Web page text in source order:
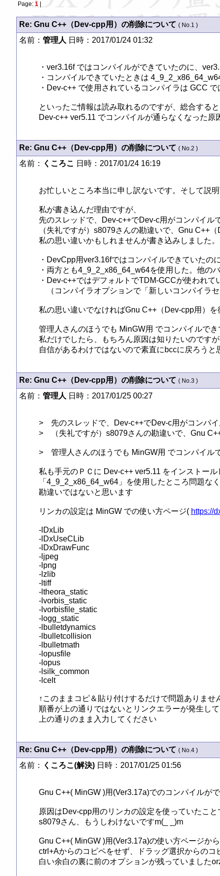
Page: 1|
Re: Gnu C++（Dev-cpp用）の削除について ( No.1 )
名前： 管理人 日時：2017/01/24 01:32
・ver3.16f ではコンパイルができていたのに、
・コンパイルできていたときは
・Dev-c++ で使用されているコンパイラは GCC
といったご情報は読み取れるのですが、総合する
Dev-c++ ver5.11 でコンパイルが通らなくなった
Re: Gnu C++（Dev-cpp用）の削除について ( No.2 )
名前： くころこ 日時：2017/01/24 16:19
お忙しいところ本当に申し訳ないです。そして説
私が書き込んだ理由ですが、
先のスレッドで、Dev-c++でDev-c用がコンパイル
（失礼ですが）s8079さんの勘違いで、Gnu C++
私の思い違いかもしれませんが書き込みしました。
・DevCpp用ver3.16fではコンパイルできていた
・両方とも4_9_2_x86_64_w64を使用した。他の
・Dev-c++ではデフォルトでTDM-GCCが使われ
（コンパイラオプションで「新しいコンパイラ
私の思い違いでなければGnu C++（Dev-cpp用）
管理人さんのほうでも MinGW用 でコンパイルで
私だけでしたら、もちろん原因は知りたいのです
自信があるわけではないので素直にbccに戻ろうと
Re: Gnu C++（Dev-cpp用）の削除について ( No.3 )
名前： 管理人 日時：2017/01/25 00:27
>　先のスレッドで、Dev-c++でDev-c用がコンパ
>　（失礼ですが）s8079さんの勘違いで、Gnu
>　管理人さんのほうでも MinGW用 でコンパイル
私も手元のＰＣに Dev-c++ ver5.11 をインストー
「4_9_2_x86_64_w64」を使用したところ問題な
勘違いではないと思います
リンカの設定は MinGW での使い方ページ( https://
-lDxLib
-lDxUseCLib
-lDxDrawFunc
-ljpeg
-lpng
-lzlib
-ltiff
-ltheora_static
-lvorbis_static
-lvorbisfile_static
-logg_static
-lbulletdynamics
-lbulletcollision
-lbulletmath
-lopusfile
-lopus
-lsilk_common
-lcelt
↑このままコピ＆貼り付けするだけで問題ありませ
順番が上の通りではないとリンクエラーが発生し
上の通りのまま入力してください
Re: Gnu C++（Dev-cpp用）の削除について ( No.4 )
名前： くころこ(解決)日時：2017/01/25 01:56
Gnu C++( MinGW )用(Ver3.17a)でのコンパイルが
原因はDev-cpp用のリンカの設定を使っていたこと
s8079さん、もうしわけないですm(_ _)m
Gnu C++( MinGW )用(Ver3.17a)の使い方ページか
ctrl+Aからのコピペをせず、ドラッグ選択からのコ
白い余白の裏に前のオプションが残っていました